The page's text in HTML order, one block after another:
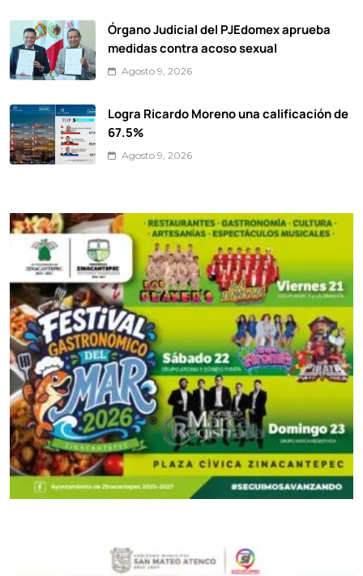
Órgano Judicial del PJEdomex aprueba
medidas contra acoso sexual
Agosto 9, 2026
Logra Ricardo Moreno una calificación de
67.5%
Agosto 9, 2026